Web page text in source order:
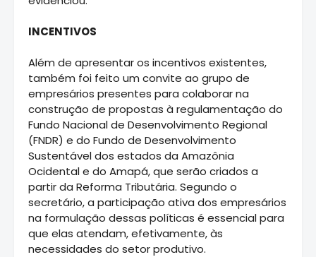
INCENTIVOS
Além de apresentar os incentivos existentes,
também foi feito um convite ao grupo de
empresários presentes para colaborar na
construção de propostas à regulamentação do
Fundo Nacional de Desenvolvimento Regional
(FNDR) e do Fundo de Desenvolvimento
Sustentável dos estados da Amazônia
Ocidental e do Amapá, que serão criados a
partir da Reforma Tributária. Segundo o
secretário, a participação ativa dos empresários
na formulação dessas políticas é essencial para
que elas atendam, efetivamente, às
necessidades do setor produtivo.